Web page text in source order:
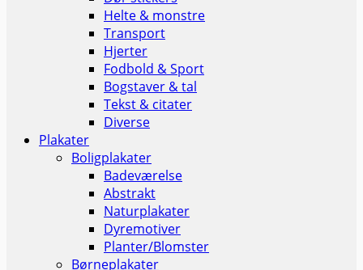
Helte & monstre
Transport
Hjerter
Fodbold & Sport
Bogstaver & tal
Tekst & citater
Diverse
Plakater
Boligplakater
Badeværelse
Abstrakt
Naturplakater
Dyremotiver
Planter/Blomster
Børneplakater